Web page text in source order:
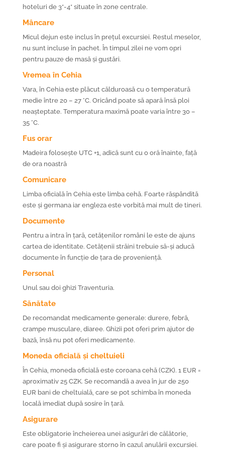
hoteluri de 3*-4* situate în zone centrale.
Mâncare
Micul dejun este inclus în prețul excursiei. Restul meselor,
nu sunt incluse în pachet. În timpul zilei ne vom opri
pentru pauze de masă și gustări.
Vremea în Cehia
Vara, în Cehia este plăcut călduroasă cu o temperatură
medie între 20 – 27 °C. Oricând poate să apară însă ploi
neașteptate. Temperatura maximă poate varia între 30 –
35 °C.
Fus orar
Madeira folosește UTC +1, adică sunt cu o oră înainte, față
de ora noastră
Comunicare
Limba oficială în Cehia este limba cehă. Foarte răspândită
este și germana iar engleza este vorbită mai mult de tineri.
Documente
Pentru a intra în țară, cetățenilor români le este de ajuns
cartea de identitate. Cetățenii străini trebuie să-și aducă
documente în funcție de țara de proveniență.
Personal
Unul sau doi ghizi Traventuria.
Sănătate
De recomandat medicamente generale: durere, febră,
crampe musculare, diaree. Ghizii pot oferi prim ajutor de
bază, însă nu pot oferi medicamente.
Moneda oficială și cheltuieli
În Cehia, moneda oficială este coroana cehă (CZK). 1 EUR =
aproximativ 25 CZK. Se recomandă a avea în jur de 250
EUR bani de cheltuială, care se pot schimba în moneda
locală imediat după sosire în țară.
Asigurare
Este obligatorie încheierea unei asigurări de călătorie,
care poate fi și asigurare storno în cazul anulării excursiei.